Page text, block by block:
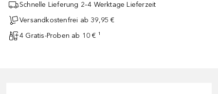
Schnelle Lieferung 2–4 Werktage Lieferzeit
Versandkostenfrei ab 39,95 €
4 Gratis-Proben ab 10 € ¹